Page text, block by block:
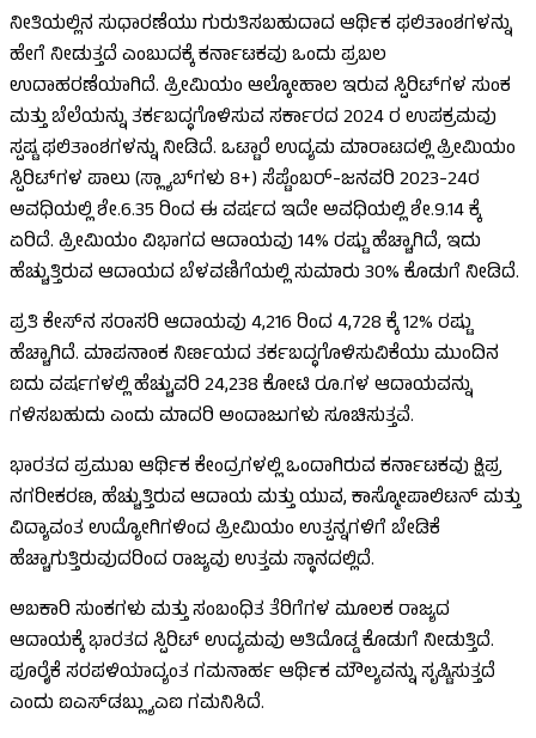
ನೀತಿಯಲ್ಲಿನ ಸುಧಾರಣೆಯು ಗುರುತಿಸಬಹುದಾದ ಆರ್ಥಿಕ ಫಲಿತಾಂಶಗಳನ್ನು
ಹೇಗೆ ನೀಡುತ್ತದೆ ಎಂಬುದಕ್ಕೆ ಕರ್ನಾಟಕವು ಒಂದು ಪ್ರಬಲ
ಉದಾಹರಣೆಯಾಗಿದೆ. ಪ್ರೀಮಿಯಂ ಆಲ್ಕೋಹಾಲ ಇರುವ ಸ್ಪಿರಿಟ್‌ಗಳ ಸುಂಕ
ಮತ್ತು ಬೆಲೆಯನ್ನು ತರ್ಕಬದ್ಧಗೊಳಿಸುವ ಸರ್ಕಾರದ 2024 ರ ಉಪಕ್ರಮವು
ಸ್ಪಷ್ಟ ಫಲಿತಾಂಶಗಳನ್ನು ನೀಡಿದೆ. ಒಟ್ಟಾರೆ ಉದ್ಯಮ ಮಾರಾಟದಲ್ಲಿ ಪ್ರೀಮಿಯಂ
ಸ್ಪಿರಿಟ್‌ಗಳ ಪಾಲು (ಸ್ಲ್ಯಾಬ್‌ಗಳು 8+) ಸೆಪ್ಟೆಂಬರ್-ಜನವರಿ 2023-24ರ
ಅವಧಿಯಲ್ಲಿ ಶೇ.6.35 ರಿಂದ ಈ ವರ್ಷದ ಇದೇ ಅವಧಿಯಲ್ಲಿ ಶೇ.9.14 ಕ್ಕೆ
ಏರಿದೆ. ಪ್ರೀಮಿಯಂ ವಿಭಾಗದ ಆದಾಯವು 14% ರಷ್ಟು ಹೆಚ್ಚಾಗಿದೆ, ಇದು
ಹೆಚ್ಚುತ್ತಿರುವ ಆದಾಯದ ಬೆಳವಣಿಗೆಯಲ್ಲಿ ಸುಮಾರು 30% ಕೊಡುಗೆ ನೀಡಿದೆ.
ಪ್ರತಿ ಕೇಸ್‌ನ ಸರಾಸರಿ ಆದಾಯವು ₹4,216 ರಿಂದ ₹4,728 ಕ್ಕೆ 12% ರಷ್ಟು
ಹೆಚ್ಚಾಗಿದೆ. ಮಾಪನಾಂಕ ನಿರ್ಣಯದ ತರ್ಕಬದ್ಧಗೊಳಿಸುವಿಕೆಯು ಮುಂದಿನ
ಐದು ವರ್ಷಗಳಲ್ಲಿ ಹೆಚ್ಚುವರಿ 24,238 ಕೋಟಿ ರೂ.ಗಳ ಆದಾಯವನ್ನು
ಗಳಿಸಬಹುದು ಎಂದು ಮಾದರಿ ಅಂದಾಜುಗಳು ಸೂಚಿಸುತ್ತವೆ.
ಭಾರತದ ಪ್ರಮುಖ ಆರ್ಥಿಕ ಕೇಂದ್ರಗಳಲ್ಲಿ ಒಂದಾಗಿರುವ ಕರ್ನಾಟಕವು ಕ್ಷಿಪ್ರ
ನಗರೀಕರಣ, ಹೆಚ್ಚುತ್ತಿರುವ ಆದಾಯ ಮತ್ತು ಯುವ, ಕಾಸ್ಮೋಪಾಲಿಟನ್ ಮತ್ತು
ವಿದ್ಯಾವಂತ ಉದ್ಯೋಗಿಗಳಿಂದ ಪ್ರೀಮಿಯಂ ಉತ್ಪನ್ನಗಳಿಗೆ ಬೇಡಿಕೆ
ಹೆಚ್ಚಾಗುತ್ತಿರುವುದರಿಂದ ರಾಜ್ಯವು ಉತ್ತಮ ಸ್ಥಾನದಲ್ಲಿದೆ.
ಅಬಕಾರಿ ಸುಂಕಗಳು ಮತ್ತು ಸಂಬಂಧಿತ ತೆರಿಗೆಗಳ ಮೂಲಕ ರಾಜ್ಯದ
ಆದಾಯಕ್ಕೆ ಭಾರತದ ಸ್ಪಿರಿಟ್ ಉದ್ಯಮವು ಅತಿದೊಡ್ಡ ಕೊಡುಗೆ ನೀಡುತ್ತಿದೆ.
ಪೂರೈಕೆ ಸರಪಳಿಯಾದ್ಯಂತ ಗಮನಾರ್ಹ ಆರ್ಥಿಕ ಮೌಲ್ಯವನ್ನು ಸೃಷ್ಟಿಸುತ್ತದೆ
ಎಂದು ಐಎಸ್‌ಡಬ್ಲ್ಯುಎಐ ಗಮನಿಸಿದೆ.